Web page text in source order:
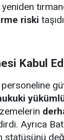
riski
Kabul
personeline
Ayrıca
statüsünü